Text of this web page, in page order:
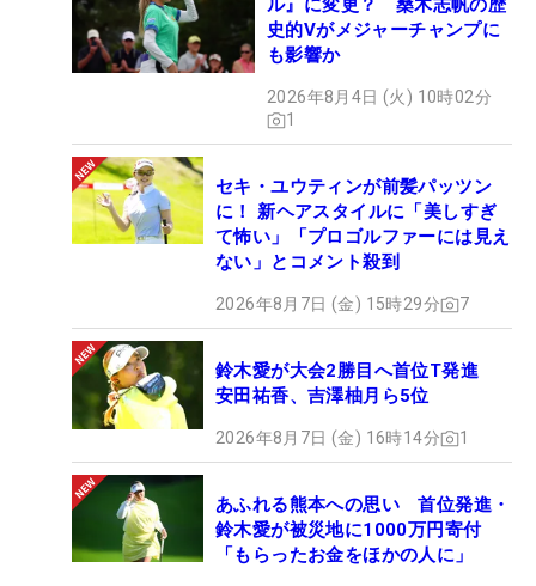
ル』に変更？ 桑木志帆の歴
史的Vがメジャーチャンプに
も影響か
2026年8月4日 (火) 10時02分
1
セキ・ユウティンが前髪パッツン
に！ 新ヘアスタイルに「美しすぎ
て怖い」「プロゴルファーには見え
ない」とコメント殺到
2026年8月7日 (金) 15時29分 7
鈴木愛が大会2勝目へ首位T発進
安田祐香、吉澤柚月ら5位
2026年8月7日 (金) 16時14分 1
あふれる熊本への思い 首位発進・
鈴木愛が被災地に1000万円寄付
「もらったお金をほかの人に」